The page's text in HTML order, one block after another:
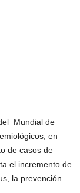
Mundial de
en
de casos de
el incremento de
la prevención